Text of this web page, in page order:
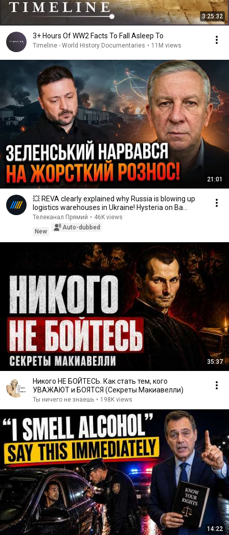
3:25:32
3+ Hours Of WW2 Facts To Fall Asleep To
Timeline - World History Documentaries • 11M views
21:01
💥 REVA clearly explained why Russia is blowing up
logistics warehouses in Ukraine! Hysteria on Ba...
Телеканал Прямий • 46K views
New
Auto-dubbed
35:37
Никого НЕ БОЙТЕСЬ. Как стать тем, кого
УВАЖАЮТ и БОЯТСЯ (Секреты Макиавелли)
Ты ничего не знаешь • 198K views
14:22